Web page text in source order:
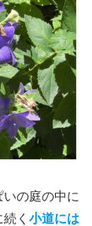
の庭の中に
く 小道には